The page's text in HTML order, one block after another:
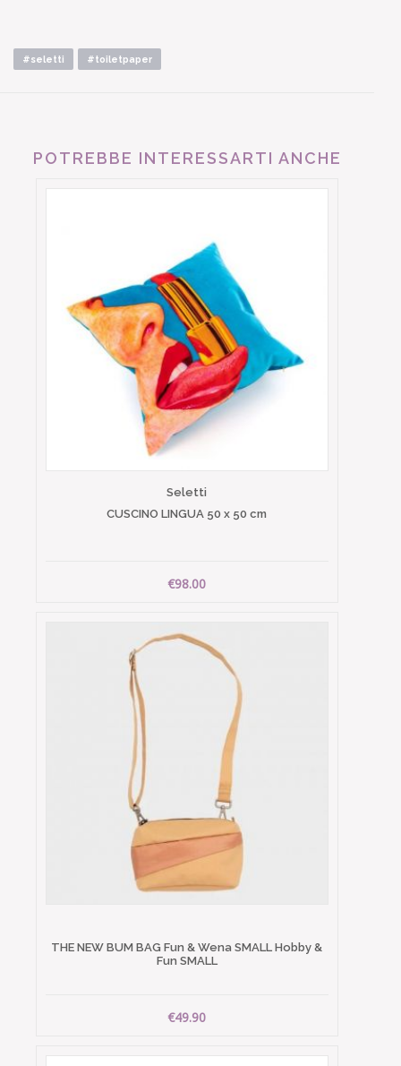
#seletti #toiletpaper
POTREBBE INTERESSARTI ANCHE
Seletti
CUSCINO LINGUA 50 x 50 cm
€98.00
THE NEW BUM BAG Fun & Wena SMALL Hobby &
Fun SMALL
€49.90